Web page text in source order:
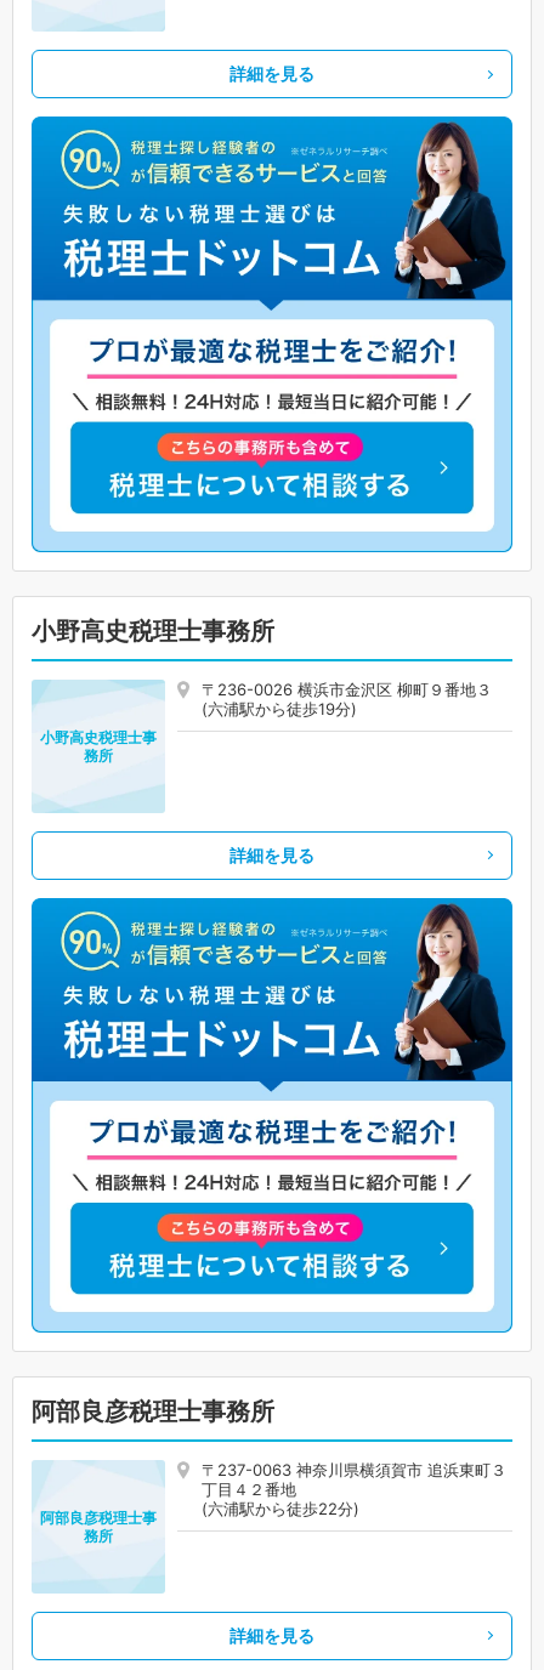
詳細を見る
小野高史税理士事務所
〒236-0026 横浜市金沢区 柳町９番地３
(六浦駅から徒歩19分)
小野高史税理士事
務所
詳細を見る
阿部良彦税理士事務所
〒237-0063 神奈川県横須賀市 追浜東町３
丁目４２番地
(六浦駅から徒歩22分)
阿部良彦税理士事
務所
詳細を見る